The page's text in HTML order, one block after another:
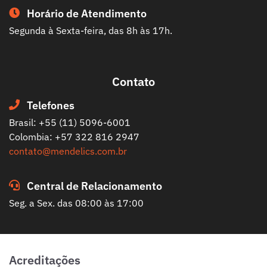
Horário de Atendimento
Segunda à Sexta-feira, das 8h às 17h.
Contato
Telefones
Brasil: +55 (11) 5096-6001
Colombia: +57 322 816 2947
contato@mendelics.com.br
Central de Relacionamento
Seg. a Sex. das 08:00 às 17:00
Acreditações